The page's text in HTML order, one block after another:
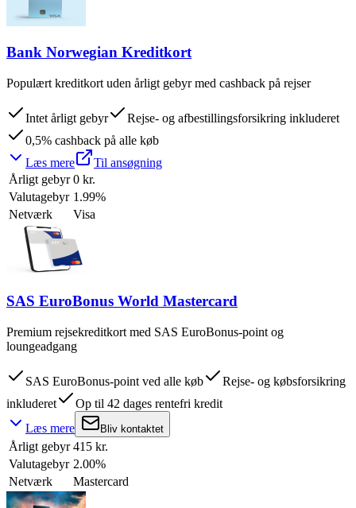
Bank Norwegian Kreditkort
Populært kreditkort uden årligt gebyr med cashback på rejser
Intet årligt gebyr
Rejse- og afbestillingsforsikring inkluderet
0,5% cashback på alle køb
Læs mere
Til ansøgning
Årligt gebyr 0 kr.
Valutagebyr 1.99%
Netværk
Visa
SAS EuroBonus World Mastercard
Premium rejsekreditkort med SAS EuroBonus-point og
loungeadgang
SAS EuroBonus-point ved alle køb
Rejse- og købsforsikring
inkluderet
Op til 42 dages rentefri kredit
Læs mere
Bliv kontaktet
Årligt gebyr 415 kr.
Valutagebyr 2.00%
Netværk
Mastercard